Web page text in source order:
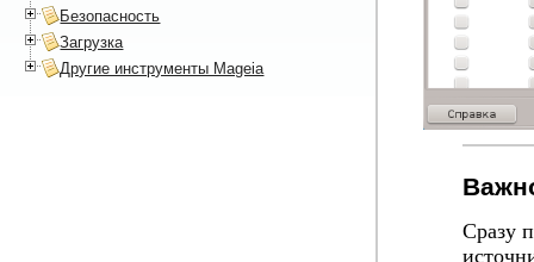
Сразу
Безопасность
Загрузка
Другие инструменты Mageia